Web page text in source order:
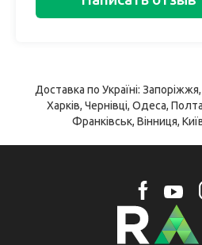
Доставка по Україні:
Харків, Чернівці, Одеса,
Франківськ, Вінниця,